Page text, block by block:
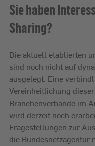
Sie haben
Sharing?
Die aktuell etablierten
sind noch nicht auf
ausgelegt. Eine
Vereinheitlichung
Branchenverbände im
wird derzeit noch
Fragestellungen zur
die Bundesnetzagentur